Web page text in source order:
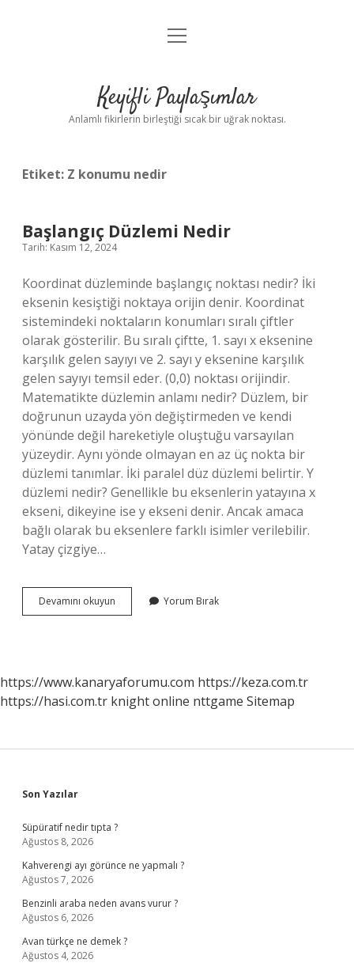
Anasayfa
Yasal Uyarı
menüyü
Keyifli Paylaşımlar
Anlamlı fikirlerin birleştiği sıcak bir uğrak noktası.
Etiket: Z konumu nedir
Başlangıç Düzlemi Nedir
Tarih: Kasım 12, 2024
Koordinat düzleminde başlangıç noktası nedir? İki
eksenin kesiştiği noktaya orijin denir. Koordinat
sistemindeki noktaların konumları sıralı çiftler
olarak gösterilir. Bu sıralı çiftte, 1. sayı x eksenine
karşılık gelen sayıyı ve 2. sayı y eksenine karşılık
gelen sayıyı temsil eder. (0,0) noktası orijindir.
Matematikte düzlemin anlamı nedir? Düzlem, bir
doğrunun uzayda yön değiştirmeden ve kendi
yönünde değil hareketiyle oluştuğu varsayılan
yüzeydir. Aynı yönde olmayan en az üç nokta bir
düzlemi tanımlar. İki paralel düz düzlemi belirtir. Y
düzlemi nedir? Genellikle bu eksenlerin yatayına x
ekseni, dikeyine ise y ekseni denir. Ancak amaca
bağlı olarak bu eksenlere farklı isimler verilebilir.
Yatay çizgiye…
Devamını okuyun Başlangıç
Düzlemi
Yorum Bırak
https://www.kanaryaforumu.com https://keza.com.tr
https://hasi.com.tr knight online nttgame Sitemap
Sidebar
Son Yazılar
Süpüratif nedir tıpta ?
Ağustos 8, 2026
Kahverengi ayı görünce ne yapmalı ?
Ağustos 7, 2026
Benzinli araba neden avans vurur ?
Ağustos 6, 2026
Avan türkçe ne demek ?
Ağustos 4, 2026